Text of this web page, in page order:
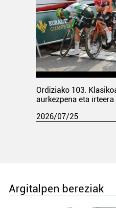
Ordiziako 103.
aurkezpena eta irteera
2026/07/25
Argitalpen bereziak